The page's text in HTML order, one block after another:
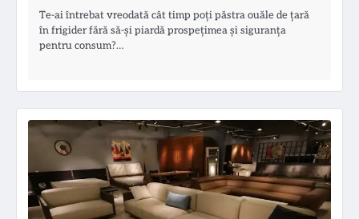
Te-ai întrebat vreodată cât timp poți păstra ouăle de țară
în frigider fără să-și piardă prospețimea și siguranța
pentru consum?…